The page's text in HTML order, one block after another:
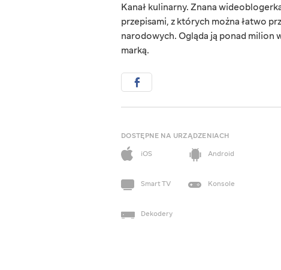
Kanał kulinarny. Znana
przepisami, z których można łatwo
narodowych. Ogląda ją ponad milion
marką.
DOSTĘPNE NA URZĄDZENIACH
iOS
Android
Smart TV Konsole
Dekodery